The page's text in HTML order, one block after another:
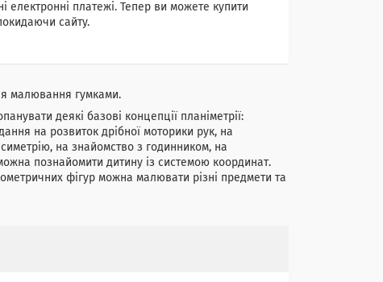
електронні платежі. Тепер ви можете купити
сайту.
малювання гумками.
деякі базові концепції планіметрії:
на розвиток дрібної моторики рук, на
на знайомство з годинником, на
познайомити дитину із системою координат.
фігур можна малювати різні предмети та